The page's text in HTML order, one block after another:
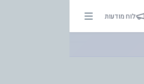
| אור בהירות הדרך
לוח מודעות